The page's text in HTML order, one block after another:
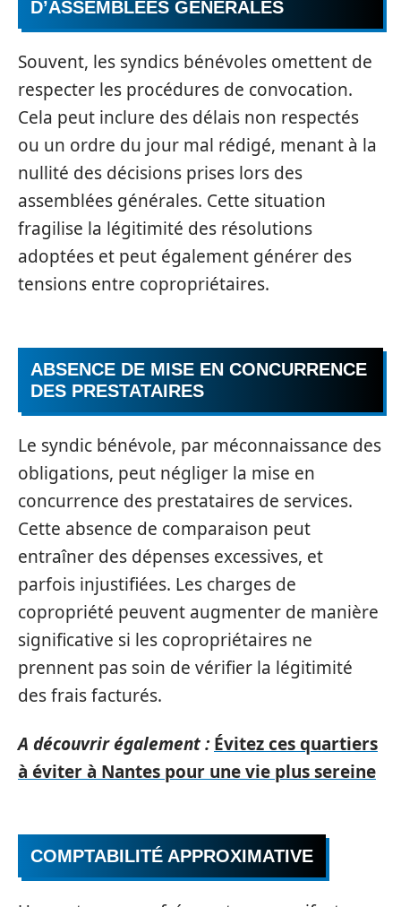
D’ASSEMBLÉES GÉNÉRALES
Souvent, les syndics bénévoles omettent de
respecter les procédures de convocation.
Cela peut inclure des délais non respectés
ou un ordre du jour mal rédigé, menant à la
nullité des décisions prises lors des
assemblées générales. Cette situation
fragilise la légitimité des résolutions
adoptées et peut également générer des
tensions entre copropriétaires.
ABSENCE DE MISE EN CONCURRENCE
DES PRESTATAIRES
Le syndic bénévole, par méconnaissance des
obligations, peut négliger la mise en
concurrence des prestataires de services.
Cette absence de comparaison peut
entraîner des dépenses excessives, et
parfois injustifiées. Les charges de
copropriété peuvent augmenter de manière
significative si les copropriétaires ne
prennent pas soin de vérifier la légitimité
des frais facturés.
A découvrir également : Évitez ces quartiers
à éviter à Nantes pour une vie plus sereine
COMPTABILITÉ APPROXIMATIVE